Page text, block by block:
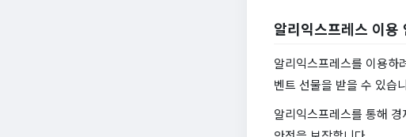
알리익스프레스 이용
알리익스프레스를 이용하
벤트 선물을 받을 수 있습
알리익스프레스를 통해